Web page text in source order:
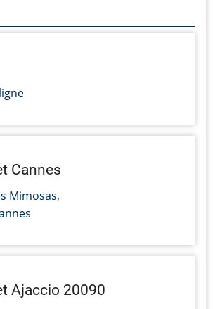
Cannes
Mimosas,
Ajaccio 20090